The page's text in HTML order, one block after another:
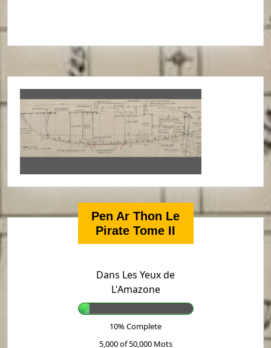
Pen Ar Thon Le
Pirate Tome II
Dans Les Yeux de
L'Amazone
10% Complete
5,000 of 50,000 Mots